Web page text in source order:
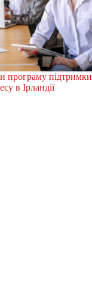
програму підтримки
в Ірландії